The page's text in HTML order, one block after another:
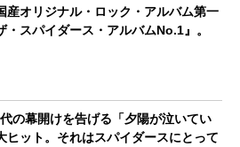
産オリジナル・ロック・アルバム第一
・スパイダース・アルバムNo.1』。
の幕開けを告げる「夕陽が泣いてい
ヒット。それはスパイダースにとって